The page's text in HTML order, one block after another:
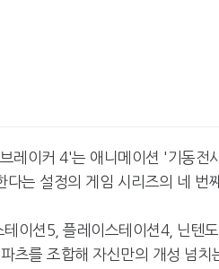
레이커 4'는 애니메이션 '기동전
다는 설정의 게임 시리즈의 네 번
테이션5, 플레이스테이션4, 닌텐
츠를 조합해 자신만의 개성 넘